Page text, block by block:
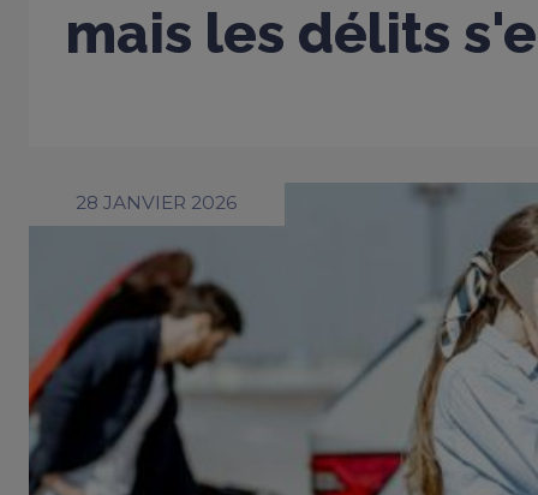
mais les délits
28 JANVIER 2026